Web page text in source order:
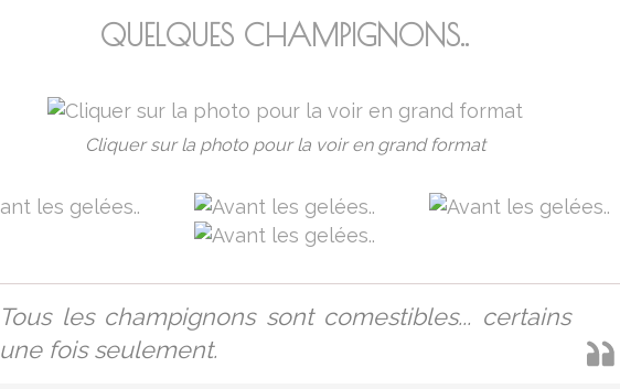
QUELQUES CHAMPIGNONS..
Cliquer sur la photo pour la voir en grand format
Tous les champignons sont comestibles... certains
une fois seulement.